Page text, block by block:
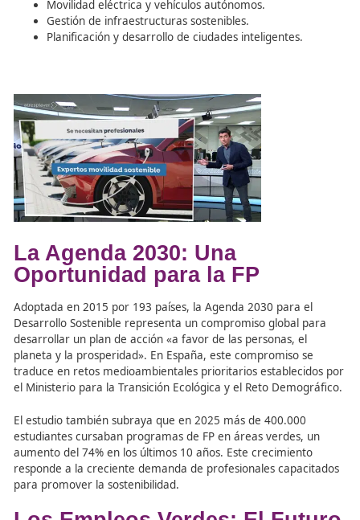
profesionales, DAC Docencia ofrece programas
vanguardia que preparan a los estudiantes para
desafíos de un mundo en transición hacia una
Sostenible destacan por combinar ciencias exactas,
aplicaciones prácticas, alineándose con las demandas
mercado y los objetivos de la Agenda 2030. Además,
Docenciacolabora activamente con empresas y
gubernamentales para garantizar que sus egresados
preparados para liderar en sectores como:
Gestión de infraestructuras sostenibles.
Planificación y desarrollo de ciudades inteligentes.